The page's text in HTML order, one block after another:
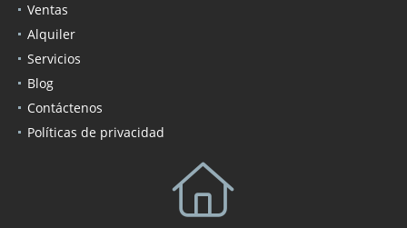
Ventas
Alquiler
Servicios
Blog
Contáctenos
Políticas de privacidad